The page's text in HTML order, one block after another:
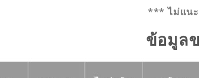
*** ไม่แนะ
ข้อมูล